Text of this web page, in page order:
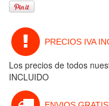
PRECIOS IVA
Los precios de todos
INCLUIDO